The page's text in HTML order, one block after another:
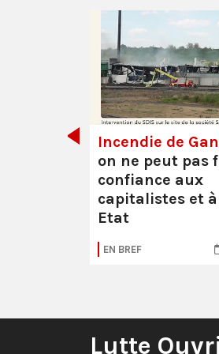
Incendie de
on ne peut pas
confiance aux
capitalistes et
Etat
EN BREF
Lutte